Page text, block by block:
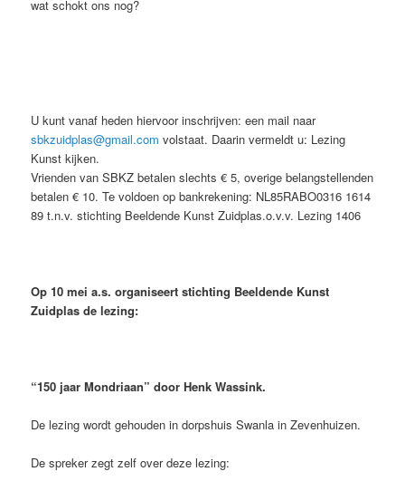
wat schokt ons nog?
U kunt vanaf heden hiervoor inschrijven: een mail naar
sbkzuidplas@gmail.com volstaat. Daarin vermeldt u: Lezing
Kunst kijken.
Vrienden van SBKZ betalen slechts € 5, overige belangstellenden
betalen € 10. Te voldoen op bankrekening: NL85RABO0316 1614
89 t.n.v. stichting Beeldende Kunst Zuidplas.o.v.v. Lezing 1406
Op 10 mei a.s. organiseert stichting Beeldende Kunst
Zuidplas de lezing:
“150 jaar Mondriaan” door Henk Wassink.
De lezing wordt gehouden in dorpshuis Swanla in Zevenhuizen.
De spreker zegt zelf over deze lezing: